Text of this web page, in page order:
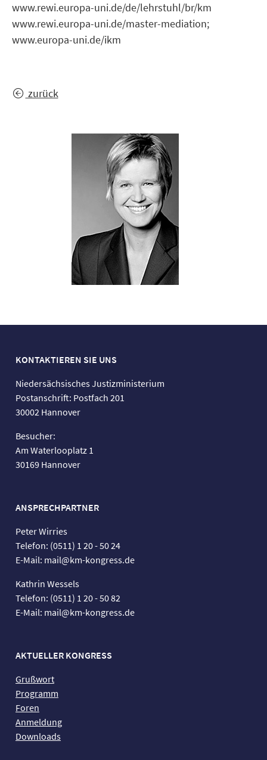
www.rewi.europa-uni.de/de/lehrstuhl/br/km
www.rewi.europa-uni.de/master-mediation;
www.europa-uni.de/ikm
zurück
KONTAKTIEREN SIE UNS
Niedersächsisches Justizministerium
Postanschrift: Postfach 201
30002 Hannover
Besucher:
Am Waterlooplatz 1
30169 Hannover
ANSPRECHPARTNER
Peter Wirries
Telefon: (0511) 1 20 - 50 24
E-Mail: mail@km-kongress.de
Kathrin Wessels
Telefon: (0511) 1 20 - 50 82
E-Mail: mail@km-kongress.de
AKTUELLER KONGRESS
Grußwort
Programm
Foren
Anmeldung
Downloads